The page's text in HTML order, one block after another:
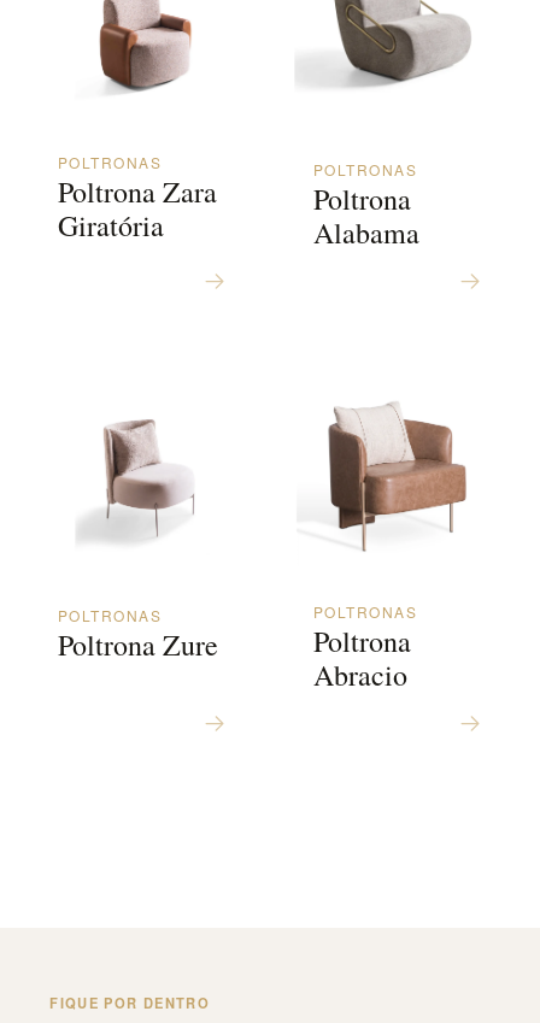
POLTRONAS
Poltrona Zara
Giratória
POLTRONAS
Poltrona
Alabama
POLTRONAS
Poltrona Zure
POLTRONAS
Poltrona
Abracio
FIQUE POR DENTRO